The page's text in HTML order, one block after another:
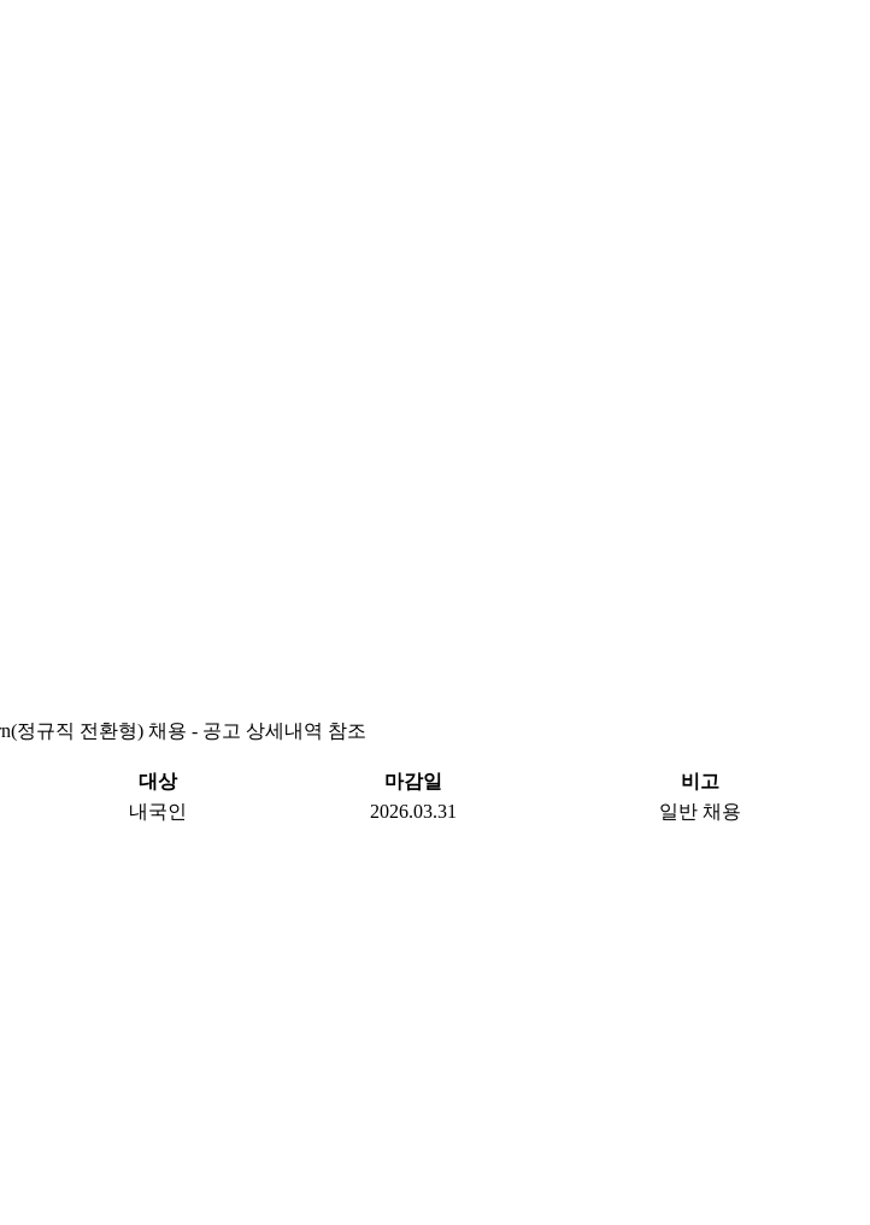
정규직 전환형) 채용 - 공고 상세내역 참조
대상 마감일
비고
내국인 2026.03.31
일반 채용